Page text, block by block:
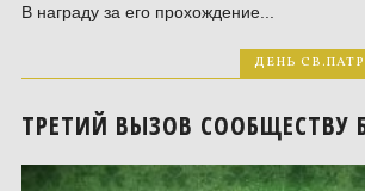
В награду за его прохождение...
ДЕНЬ
ТРЕТИЙ ВЫЗОВ СООБЩЕСТВУ